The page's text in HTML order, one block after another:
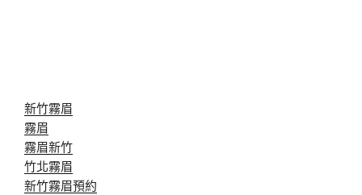
新竹霧眉
霧眉
霧眉新竹
竹北霧眉
新竹霧眉預約